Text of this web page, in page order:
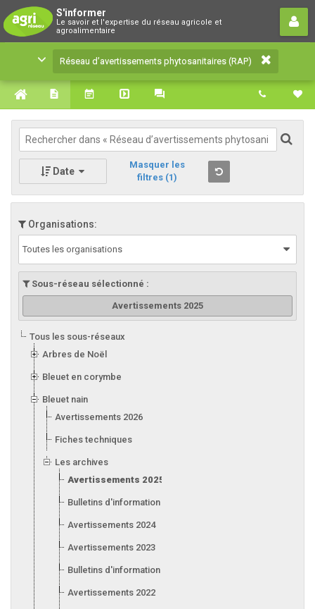
S'informer
Le savoir et l'expertise du réseau agricole et
agroalimentaire
Réseau d’avertissements
phytosanitaires (RAP)
Le savoir et l'expertise du réseau agricole et
agroalimentaire
Réseau d’avertissements phytosanitaires (RAP)
Date
Masquer les
filtres (1)
Organisations:
Toutes les organisations
Sous-réseau sélectionné :
Avertissements 2025
Tous les sous-réseaux
Arbres de Noël
Bleuet en corymbe
Bleuet nain
Avertissements 2026
Fiches techniques
Les archives
Avertissements 2025
Bulletins d'information 2025
Avertissements 2024
Avertissements 2023
Bulletins d'information 2023
Avertissements 2022